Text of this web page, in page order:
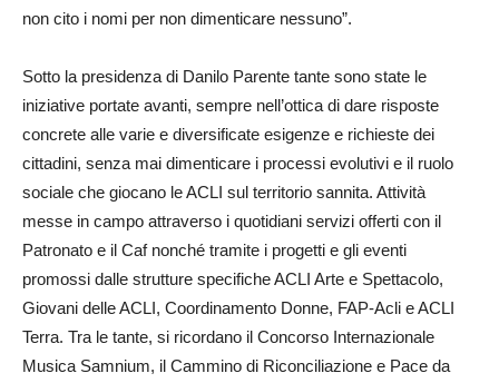
non cito i nomi per non dimenticare nessuno”.
Sotto la presidenza di Danilo Parente tante sono state le
iniziative portate avanti, sempre nell’ottica di dare risposte
concrete alle varie e diversificate esigenze e richieste dei
cittadini, senza mai dimenticare i processi evolutivi e il ruolo
sociale che giocano le ACLI sul territorio sannita. Attività
messe in campo attraverso i quotidiani servizi offerti con il
Patronato e il Caf nonché tramite i progetti e gli eventi
promossi dalle strutture specifiche ACLI Arte e Spettacolo,
Giovani delle ACLI, Coordinamento Donne, FAP-Acli e ACLI
Terra. Tra le tante, si ricordano il Concorso Internazionale
Musica Samnium, il Cammino di Riconciliazione e Pace da